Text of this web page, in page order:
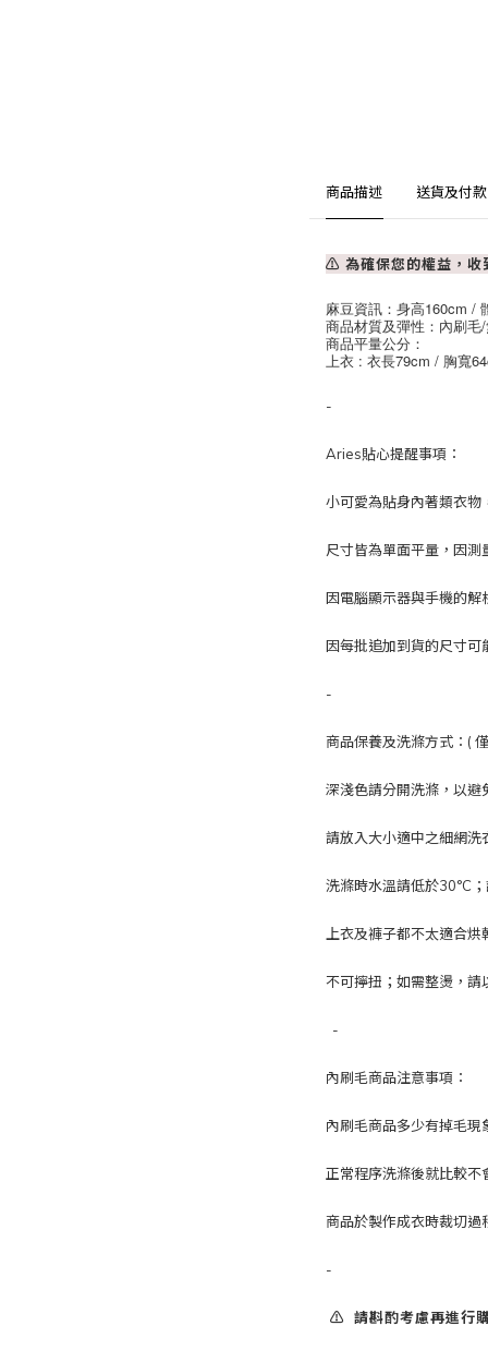
商品描述 送貨及付
⚠ 為確保您的權益，收
麻豆資訊：身高160cm /
商品材質及彈性：內刷毛
商品平量公分：
上衣 : 衣長79cm / 胸寬
-
Aries貼心提醒事項：
小可愛為貼身內著類衣物
尺寸皆為單面平量，因
因電腦顯示器與手機的解
因每批追加到貨的尺寸
-
商品保養及洗滌方式：(
深淺色請分開洗滌，以避
請放入大小適中之細網洗
洗滌時水溫請低於30°C
上衣及褲子都不太適合
不可擰扭；如需整燙，請
-
內刷毛商品注意事項：
內刷毛商品多少有掉毛
正常程序洗滌後就比較不
商品於製作成衣時裁切過
-
⚠️ 請斟酌考慮再進行